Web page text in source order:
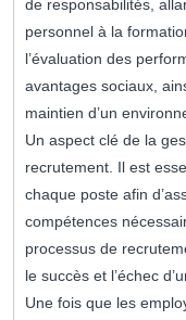
de responsabilités,
personnel à la
l’évaluation des
avantages sociaux,
maintien d’un
Un aspect clé de la
recrutement. Il est
chaque poste afin
compétences
processus de
le succès et l’échec
Une fois que les